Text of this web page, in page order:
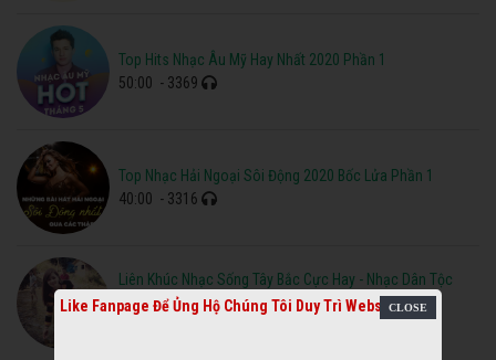
Top Hits Nhạc Âu Mỹ Hay Nhất 2020 Phần 1
50:00 - 3369
Top Nhạc Hải Ngoại Sôi Động 2020 Bốc Lửa Phần 1
40:00 - 3316
Liên Khúc Nhạc Sống Tây Bắc Cực Hay - Nhạc Dân Tộc
Remix
Like Fanpage Để Ủng Hộ Chúng Tôi Duy Trì Website